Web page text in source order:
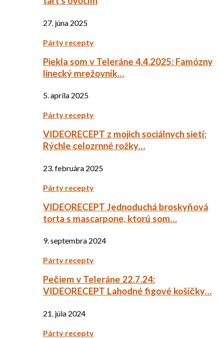
27. júna 2025
Párty recepty
Piekla som v Teleráne 4.4.2025: Famózny
linecký mrežovník…
5. apríla 2025
Párty recepty
VIDEORECEPT z mojich sociálnych sietí:
Rýchle celozrnné rožky…
23. februára 2025
Párty recepty
VIDEORECEPT Jednoduchá broskyňová
torta s mascarpone, ktorú som…
9. septembra 2024
Párty recepty
Pečiem v Teleráne 22.7.24:
VIDEORECEPT Lahodné figové košíčky…
21. júla 2024
Párty recepty